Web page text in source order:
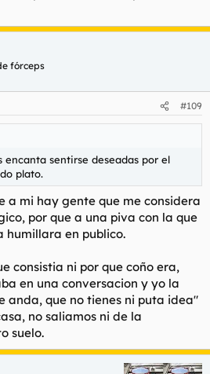
fórceps
#109
encanta sentirse deseadas por el
plato.
a mi hay gente que me considera
por que a una piva con la que
humillara en publico.
consistia ni por que coño era,
en una conversacion y yo la
anda, que no tienes ni puta idea"
no saliamos ni de la
suelo.